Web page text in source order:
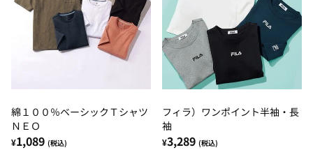
綿１００％ベーシックＴシャツ
ＮＥＯ
¥1,089 (税込)
フィラ）ワンポイント半袖・長
袖
¥3,289 (税込)